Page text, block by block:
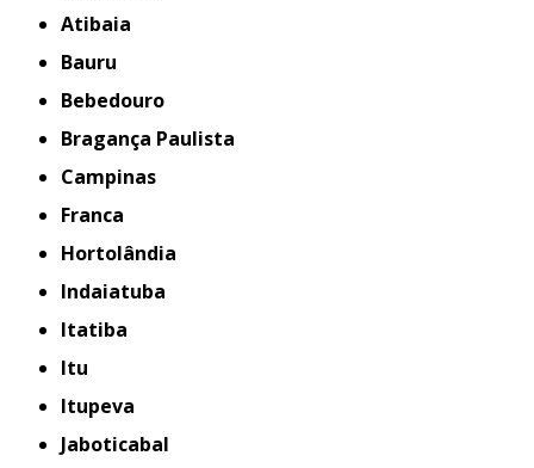
Atibaia
Bauru
Bebedouro
Bragança Paulista
Campinas
Franca
Hortolândia
Indaiatuba
Itatiba
Itu
Itupeva
Jaboticabal